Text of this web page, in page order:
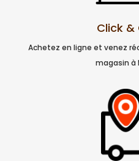
Click &
Achetez en ligne et venez
magasin à